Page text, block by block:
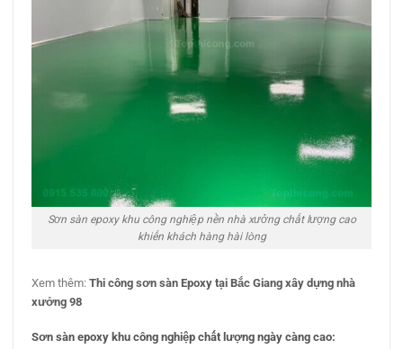
Sơn sàn epoxy khu công nghiệp nền nhà xưởng chất lượng cao
khiến khách hàng hài lòng
Xem thêm:Thi công sơn sàn Epoxy tại Bắc Giang xây dựng nhà
xưởng 98
Sơn sàn epoxy khu công nghiệp chất lượng ngày càng cao: